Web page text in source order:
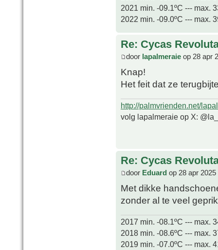
2021 min. -09.1ºC --- max.
2022 min. -09.0ºC --- max.
Re: Cycas
door lapalmeraie op 28 apr
Knap!
Het feit dat ze
http://palmvrienden.net/
volg lapalmeraie op X:
Re: Cycas
door Eduard op 28 apr 2025
Met dikke
zonder al te veel
2017 min. -08.1ºC --- max.
2018 min. -08.6ºC --- max.
2019 min. -07.0ºC --- max.